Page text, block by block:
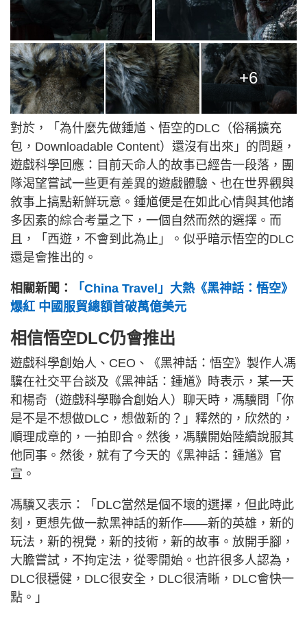
+6
對於，「為什麼先做鍾馗、悟空的DLC（俗稱擴充
包，Downloadable Content）還沒有出來」的問題，
遊戲科學回應：目前天命人的故事已經告一段落，團
隊渴望嘗試一些更有差異的遊戲體驗、也在世界觀與
敘事上搞點新鮮玩意。鍾馗便是在如此心情與其他諸
多因素的綜合考量之下，一個自然而然的選擇。而
且，「西遊，不會到此為止」。似乎暗示悟空的DLC
還是會推出的。
相關新聞：
「China Travel」大熱《黑神話：悟空》
爆紅 中國服貿總額首破萬億美元
相信悟空DLC仍會推出
遊戲科學創始人、CEO、《黑神話：悟空》製作人馮
驥在社交平台談及《黑神話：鍾馗》時表示，某一天
和楊奇（遊戲科學聯合創始人）聊天時，馮驥問「你
是不是不想做DLC，想做新的？」釋然的，欣然的，
順理成章的，一拍即合。然後，馮驥開始陸續說服其
他同事。然後，就有了今天的《黑神話：鍾馗》官
宣。
馮驥又表示：「DLC當然是個不壞的選擇，但此時此
刻，更想先做一款黑神話的新作——新的英雄，新的
玩法，新的視覺，新的技術，新的故事。放開手腳，
大膽嘗試，不拘定法，從零開始。也許很多人認為，
DLC很穩健，DLC很安全，DLC很清晰，DLC會快一
點。」